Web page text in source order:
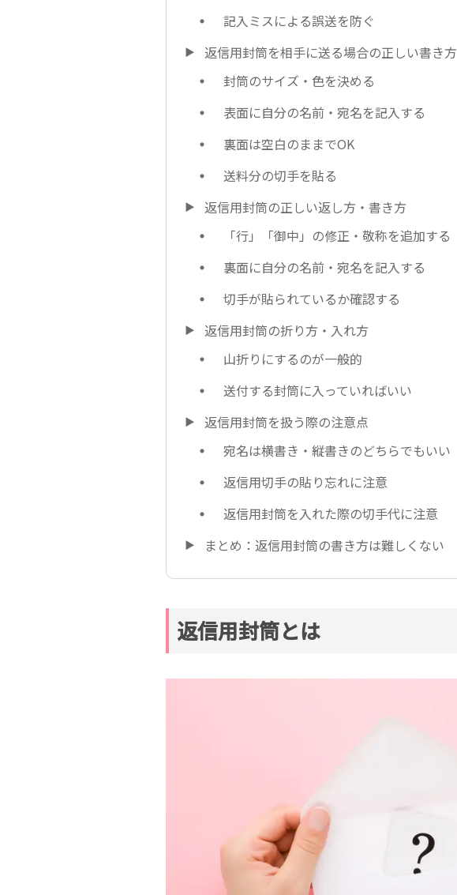
記入ミスによる誤送を防ぐ
返信用封筒を相手に送る場合の正しい書き方
封筒のサイズ・色を決める
表面に自分の名前・宛名を記入する
裏面は空白のままでOK
送料分の切手を貼る
返信用封筒の正しい返し方・書き方
「行」「御中」の修正・敬称を追加する
裏面に自分の名前・宛名を記入する
切手が貼られているか確認する
返信用封筒の折り方・入れ方
山折りにするのが一般的
送付する封筒に入っていればいい
返信用封筒を扱う際の注意点
宛名は横書き・縦書きのどちらでもいい
返信用切手の貼り忘れに注意
返信用封筒を入れた際の切手代に注意
まとめ：返信用封筒の書き方は難しくない
返信用封筒とは